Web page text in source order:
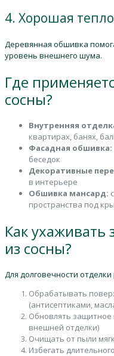
4. Хорошая
Деревянная обшивка
уровень внешнего шума.
Где
сосны?
Внутренняя
квартирах, банях,
Фасадная обшивка:
беседок
Декоративные
в интерьере
Обшивка мансард:
пространства под
Как ухаживать
из сосны?
Для долговечности
Обрабатывать
(антисептиками,
Обновлять защитное
внешней отделки)
Очищать от пыли
Избегать